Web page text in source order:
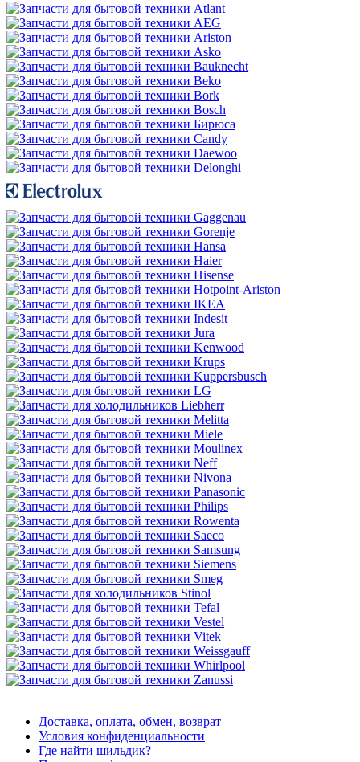
Доставка, оплата, обмен, возврат
Условия конфиденциальности
Где найти шильдик?